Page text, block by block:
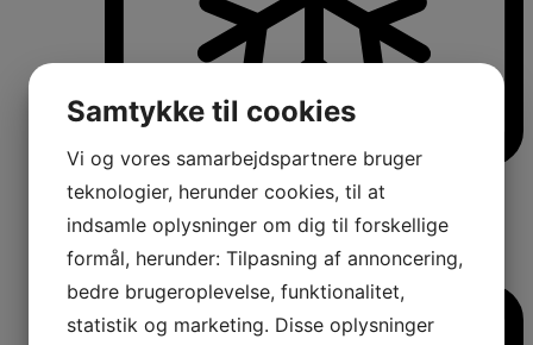
Køle-/fryseskabe
Fritstående køle-/fryseskabe
Integrerbare køle-/fryseskabe
Køleskabe med fryseboks
Amerikanerkøleskabe
Samtykke til cookies
Vi og vores samarbejdspartnere bruger
teknologier, herunder cookies, til at
indsamle oplysninger om dig til forskellige
formål, herunder: Tilpasning af annoncering,
bedre brugeroplevelse, funktionalitet,
statistik og marketing. Disse oplysninger